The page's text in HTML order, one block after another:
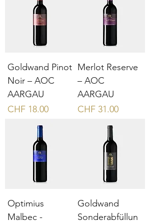
Goldwand Pinot
Noir – AOC
AARGAU
Preis
CHF 18.00
Merlot Reserve
– AOC
AARGAU
Preis
CHF 31.00
Optimius
Malbec -
Goldwand
Sonderabfüllun